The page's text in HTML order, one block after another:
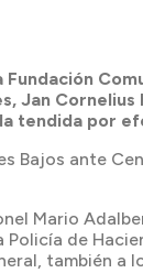
Jan
tendida por
Bajos ante
Mario
de
también